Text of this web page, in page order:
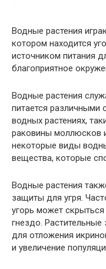
Водные растения
котором находится
источником питания
благоприятное
Водные растения
питается
водных растениях,
раковины моллюсков
некоторые виды
вещества, которые
Водные растения
защиты для угря.
угорь может
гнездо.
для отложения
и увеличение